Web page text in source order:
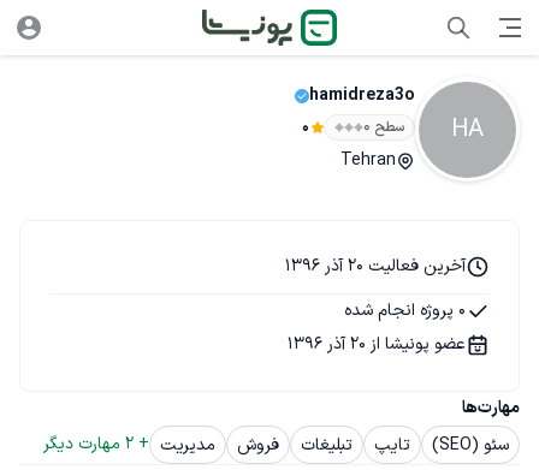
HA
hamidreza3o
سطح ۰ 0
Tehran
مهارت‌ها
سئو (SEO)
تایپ تبلیغات فروش مدیریت +
2 مهارت دیگر
آخرین فعالیت 20 آذر 1396
0 پروژه انجام شده
عضو پونیشا از 20 آذر 1396